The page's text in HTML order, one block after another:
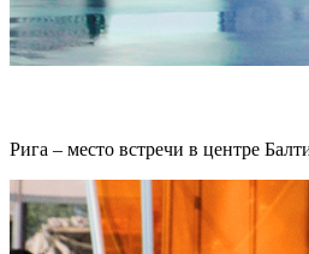
Рига – место встречи в центре